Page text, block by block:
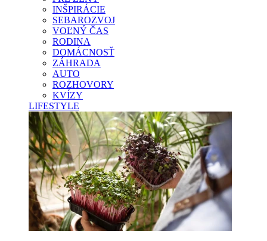
INŠPIRÁCIE
SEBAROZVOJ
VOĽNÝ ČAS
RODINA
DOMÁCNOSŤ
ZÁHRADA
AUTO
ROZHOVORY
KVÍZY
LIFESTYLE